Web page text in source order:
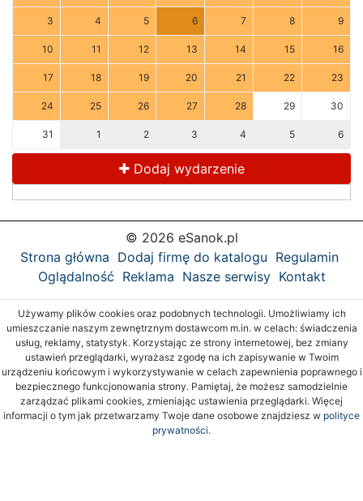
3 4 5 6 7 8 9
10 11 12 13 14 15 16
17 18 19 20 21 22 23
24 25 26 27 28 29 30
31 1 2 3 4 5 6
Dodaj wydarzenie
© 2026 eSanok.pl
Strona główna Dodaj firmę do katalogu Regulamin
Oglądalność Reklama Nasze serwisy Kontakt
Używamy plików cookies oraz podobnych technologii. Umożliwiamy ich
umieszczanie naszym zewnętrznym dostawcom m.in. w celach: świadczenia
usług, reklamy, statystyk. Korzystając ze strony internetowej, bez zmiany
ustawień przeglądarki, wyrażasz zgodę na ich zapisywanie w Twoim
urządzeniu końcowym i wykorzystywanie w celach zapewnienia poprawnego i
bezpiecznego funkcjonowania strony. Pamiętaj, że możesz samodzielnie
zarządzać plikami cookies, zmieniając ustawienia przeglądarki. Więcej
informacji o tym jak przetwarzamy Twoje dane osobowe znajdziesz w polityce
prywatności.